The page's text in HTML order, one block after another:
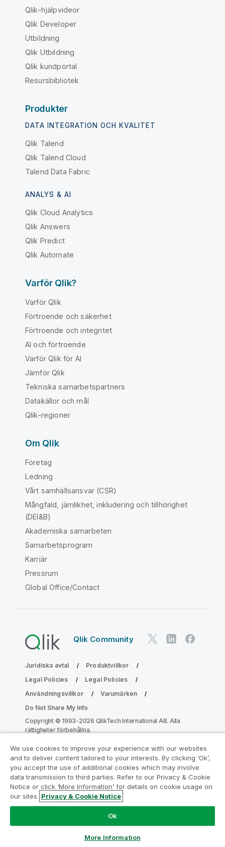
Qlik-hjälpvideor
Qlik Developer
Utbildning
Qlik Utbildning
Qlik kundportal
Resursbibliotek
Produkter
DATA INTEGRATION OCH KVALITET
Qlik Talend
Qlik Talend Cloud
Talend Data Fabric
ANALYS & AI
Qlik Cloud Analytics
Qlik Answers
Qlik Predict
Qlik Automate
Varför Qlik?
Varför Qlik
Förtroende och säkerhet
Förtroende och integritet
AI och förtroende
Varför Qlik för AI
Jämför Qlik
Tekniska samarbetspartners
Datakällor och mål
Qlik-regioner
Om Qlik
Företag
Ledning
Vårt samhällsansvar (CSR)
Mångfald, jämlikhet, inkludering och tillhörighet
(DEI&B)
Akademiska samarbeten
Samarbetsprogram
Karriär
Pressrum
Global Office/Contact
Qlik Community
Juridiska avtal
Produktvillkor
Legal Policies
Legal Policies
Användningsvillkor
Varumärken
Do Not Share My Info
Copyright © 1993-2026 QlikTech International AB. Alla
rättigheter förbehållna.
Gå med i programmet Analytics
Modernization
Modernisera utan att kompromissa med dina värdefulla
QlikView-appar med programmet för
analysmodernisering.
ampquestions@qlik.com
We use cookies to improve your experience with our websites
and to deliver content tailored to your interests. By clicking ‘Ok’,
you accept the use of additional cookies which may involve
data transmission to third parties. Refer to our Privacy & Cookie
Notice or click ‘More Information’ for details on cookie usage on
our sites. Privacy & Cookie Notice
Ok
More Information